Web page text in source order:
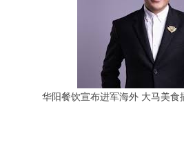
华阳餐饮宣布进军海外 大马美食